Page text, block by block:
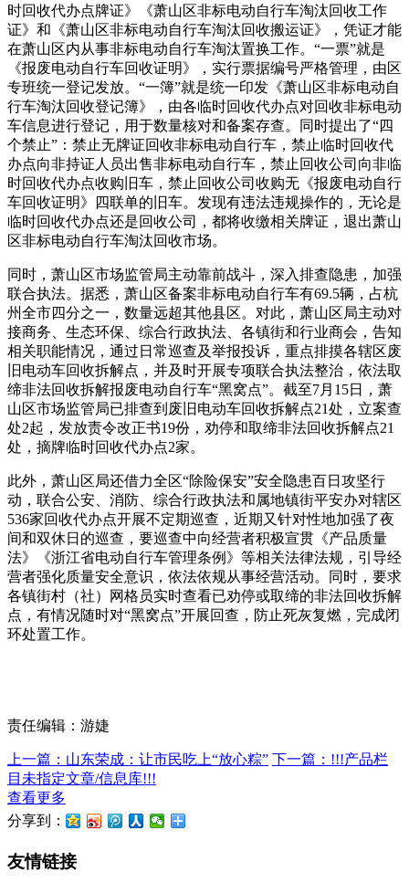
时回收代办点牌证》《萧山区非标电动自行车淘汰回收工作
证》和《萧山区非标电动自行车淘汰回收搬运证》，凭证才能
在萧山区内从事非标电动自行车淘汰置换工作。“一票”就是
《报废电动自行车回收证明》，实行票据编号严格管理，由区
专班统一登记发放。“一簿”就是统一印发《萧山区非标电动自
行车淘汰回收登记簿》，由各临时回收代办点对回收非标电动
车信息进行登记，用于数量核对和备案存查。同时提出了“四
个禁止”：禁止无牌证回收非标电动自行车，禁止临时回收代
办点向非持证人员出售非标电动自行车，禁止回收公司向非临
时回收代办点收购旧车，禁止回收公司收购无《报废电动自行
车回收证明》四联单的旧车。发现有违法违规操作的，无论是
临时回收代办点还是回收公司，都将收缴相关牌证，退出萧山
区非标电动自行车淘汰回收市场。
同时，萧山区市场监管局主动靠前战斗，深入排查隐患，加强
联合执法。据悉，萧山区备案非标电动自行车有69.5辆，占杭
州全市四分之一，数量远超其他县区。对此，萧山区局主动对
接商务、生态环保、综合行政执法、各镇街和行业商会，告知
相关职能情况，通过日常巡查及举报投诉，重点排摸各辖区废
旧电动车回收拆解点，并及时开展专项联合执法整治，依法取
缔非法回收拆解报废电动自行车“黑窝点”。截至7月15日，萧
山区市场监管局已排查到废旧电动车回收拆解点21处，立案查
处2起，发放责令改正书19份，劝停和取缔非法回收拆解点21
处，摘牌临时回收代办点2家。
此外，萧山区局还借力全区“除险保安”安全隐患百日攻坚行
动，联合公安、消防、综合行政执法和属地镇街平安办对辖区
536家回收代办点开展不定期巡查，近期又针对性地加强了夜
间和双休日的巡查，要巡查中向经营者积极宣贯《产品质量
法》《浙江省电动自行车管理条例》等相关法律法规，引导经
营者强化质量安全意识，依法依规从事经营活动。同时，要求
各镇街村（社）网格员实时查看已劝停或取缔的非法回收拆解
点，有情况随时对“黑窝点”开展回查，防止死灰复燃，完成闭
环处置工作。
责任编辑：游婕
上一篇：山东荣成：让市民吃上“放心粽” 下一篇：!!!产品栏
目未指定文章/信息库!!!
查看更多
分享到：
友情链接